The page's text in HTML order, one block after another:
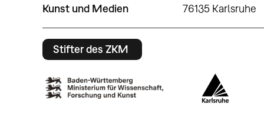
Kunst und Medien
76135 Karlsruhe
Stifter des ZKM